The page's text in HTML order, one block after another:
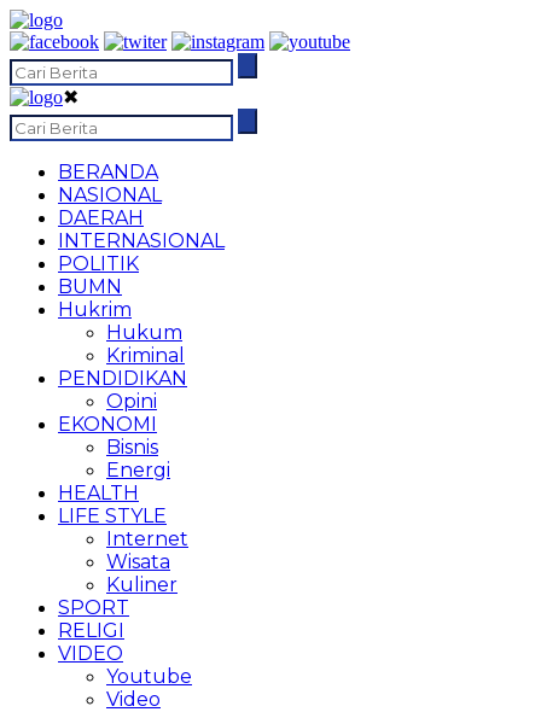
✖
BERANDA
NASIONAL
DAERAH
INTERNASIONAL
POLITIK
BUMN
Hukrim
Hukum
Kriminal
PENDIDIKAN
Opini
EKONOMI
Bisnis
Energi
HEALTH
LIFE STYLE
Internet
Wisata
Kuliner
SPORT
RELIGI
VIDEO
Youtube
Video